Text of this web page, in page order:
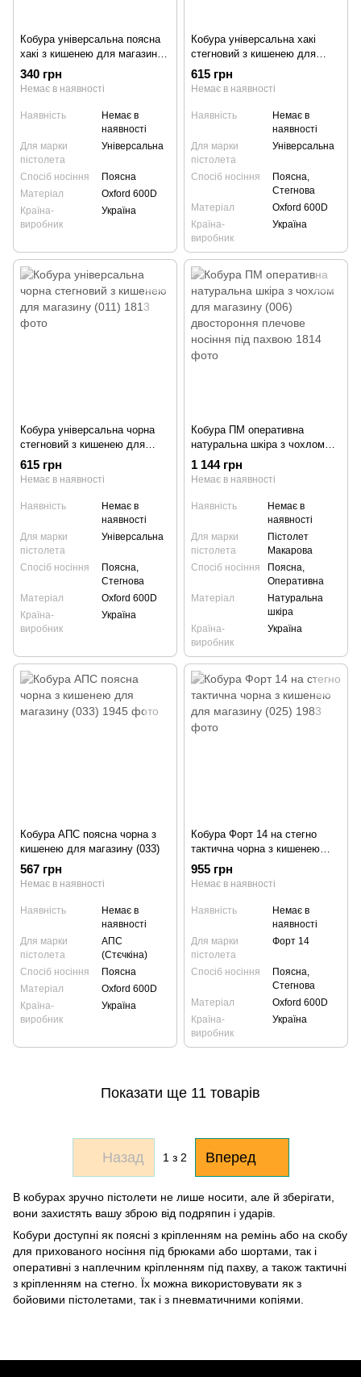
Кобура універсальна поясна
хакі з кишенею для магазину
(013)
340 грн
Немає в наявності
Наявність
Немає в
наявності
Для марки
пістолета
Універсальна
Спосіб носіння
Поясна
Матеріал
Oxford 600D
Країна-
виробник
Україна
Кобура універсальна хакі
стегновий з кишенею для
магазину (010)
615 грн
Немає в наявності
Наявність
Немає в
наявності
Для марки
пістолета
Універсальна
Спосіб носіння
Поясна,
Стегнова
Матеріал
Oxford 600D
Країна-
виробник
Україна
Кобура універсальна чорна
стегновий з кишенею для
магазину (011)
615 грн
Немає в наявності
Наявність
Немає в
наявності
Для марки
пістолета
Універсальна
Спосіб носіння
Поясна,
Стегнова
Матеріал
Oxford 600D
Країна-
виробник
Україна
Кобура ПМ оперативна
натуральна шкіра з чохлом
для магазину (006)
двостороння плечове носіння
1 144 грн
Немає в наявності
Наявність
Немає в
наявності
Для марки
пістолета
Пістолет
Макарова
Спосіб носіння
Поясна,
Оперативна
Матеріал
Натуральна
шкіра
Країна-
виробник
Україна
Кобура АПС поясна чорна з
кишенею для магазину (033)
567 грн
Немає в наявності
Наявність
Немає в
наявності
Для марки
пістолета
АПС
(Стєчкіна)
Спосіб носіння
Поясна
Матеріал
Oxford 600D
Країна-
виробник
Україна
Кобура Форт 14 на стегно
тактична чорна з кишенею
для магазину (025)
955 грн
Немає в наявності
Наявність
Немає в
наявності
Для марки
пістолета
Форт 14
Спосіб носіння
Поясна,
Стегнова
Матеріал
Oxford 600D
Країна-
виробник
Україна
Показати ще 11 товарів
Назад 1з 2 Вперед
В кобурах зручно пістолети не лише носити, але й зберігати,
вони захистять вашу зброю від подряпин і ударів.
Кобури доступні як поясні з кріпленням на ремінь або на скобу
для прихованого носіння під брюками або шортами, так і
оперативні з наплечним кріпленням під пахву, а також тактичні
з кріпленням на стегно. Їх можна використовувати як з
бойовими пістолетами, так і з пневматичними копіями.